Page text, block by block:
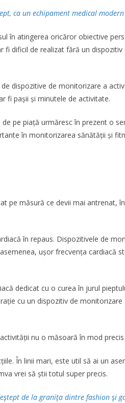
ca un echipament medical modern
în atingerea oricăror obiective
fi dificil de realizat fără un
dispozitive de monitorizare a
fi pașii și minutele de activitate.
pe piață urmăresc în prezent o
în monitorizarea sănătății și
pe măsură ce devii mai antrenat,
în repaus. Dispozitivele de
ușor frecvența cardiacă
dedicat cu o curea în jurul
cu un dispozitiv de
nu o măsoară în mod
În linii mari, este util să ai un
vrei să știi totul super precis.
de la granița dintre fashion și